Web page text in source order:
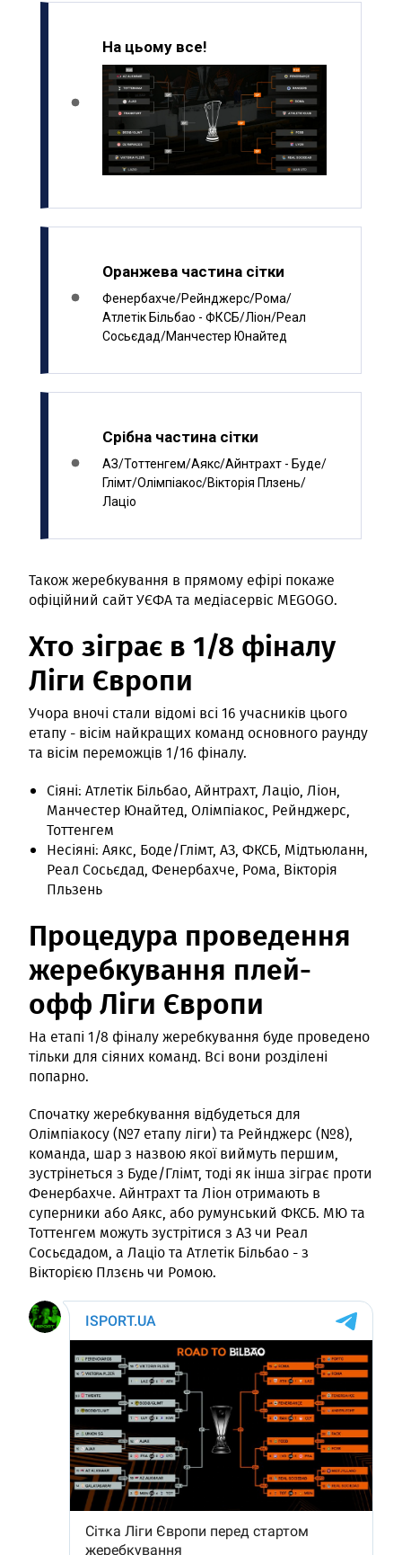
Також жеребкування в прямому ефірі покаже
офіційний сайт УЄФА та медіасервіс MEGOGO.
Хто зіграє в 1/8 фіналу
Ліги Європи
Учора вночі стали відомі всі 16 учасників цього
етапу - вісім найкращих команд основного раунду
та вісім переможців 1/16 фіналу.
Сіяні: Атлетік Більбао, Айнтрахт, Лаціо, Ліон,
Манчестер Юнайтед, Олімпіакос, Рейнджерс,
Тоттенгем
Несіяні: Аякс, Боде/Глімт, АЗ, ФКСБ, Мідтьюланн,
Реал Сосьєдад, Фенербахче, Рома, Вікторія
Пльзень
Процедура проведення
жеребкування плей-
офф Ліги Європи
На етапі 1/8 фіналу жеребкування буде проведено
тільки для сіяних команд. Всі вони розділені
попарно.
Спочатку жеребкування відбудеться для
Олімпіакосу (№7 етапу ліги) та Рейнджерс (№8),
команда, шар з назвою якої виймуть першим,
зустрінеться з Буде/Глімт, тоді як інша зіграє проти
Фенербахче. Айнтрахт та Ліон отримають в
суперники або Аякс, або румунський ФКСБ. МЮ та
Тоттенгем можуть зустрітися з АЗ чи Реал
Сосьєдадом, а Лаціо та Атлетік Більбао - з
Вікторією Плзєнь чи Ромою.